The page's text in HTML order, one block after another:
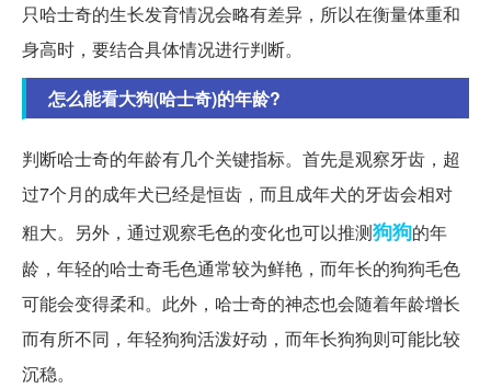
只哈士奇的生长发育情况会略有差异，所以在衡量体重和
身高时，要结合具体情况进行判断。
怎么能看大狗(哈士奇)的年龄?
判断哈士奇的年龄有几个关键指标。首先是观察牙齿，超
过7个月的成年犬已经是恒齿，而且成年犬的牙齿会相对
粗大。另外，通过观察毛色的变化也可以推测狗狗的年
龄，年轻的哈士奇毛色通常较为鲜艳，而年长的狗狗毛色
可能会变得柔和。此外，哈士奇的神态也会随着年龄增长
而有所不同，年轻狗狗活泼好动，而年长狗狗则可能比较
沉稳。